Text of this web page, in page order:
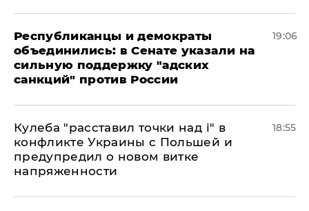
Республиканцы и демократы
объединились: в Сенате указали на
сильную поддержку "адских
санкций" против России
19:06
Кулеба "расставил точки над і" в
конфликте Украины с Польшей и
предупредил о новом витке
напряженности
18:55